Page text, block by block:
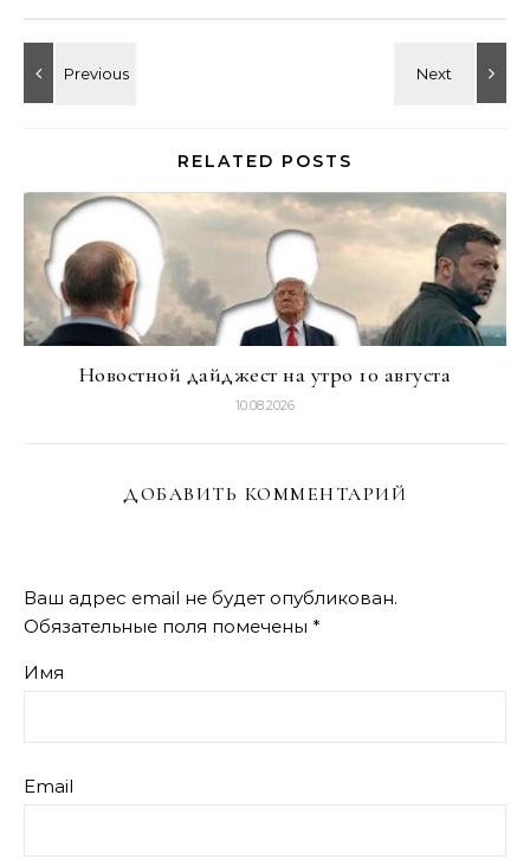
RELATED POSTS
Новостной дайджест на утро 10 августа
10.08.2026
ДОБАВИТЬ КОММЕНТАРИЙ
Ваш адрес email не будет опубликован.
Обязательные поля помечены *
Имя
Email